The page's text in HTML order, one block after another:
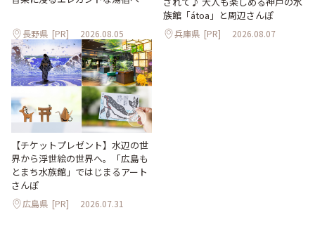
長野県 [PR] 2026.08.05
族館「átoa」と周辺さんぽ
兵庫県 [PR] 2026.08.07
【チケットプレゼント】水辺の世
界から浮世絵の世界へ。「広島も
とまち水族館」ではじまるアート
さんぽ
広島県 [PR] 2026.07.31